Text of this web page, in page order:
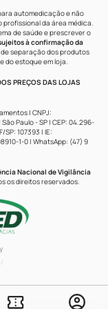
automedicação e não
da área médica.
de saúde e prescrever o
à confirmação da
separação dos produtos
do estoque em loja.
PREÇOS DAS LOJAS
| CNPJ:
Paulo - SP | CEP: 04.296-
107393 | IE:
1-0 | WhatsApp: (47) 9
Nacional de Vigilância
os direitos reservados.